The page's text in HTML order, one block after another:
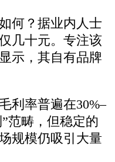
何？据业内人士
几十元。专注该
示，其自有品牌
利率普遍在30%–
范畴，但稳定的
规模仍吸引大量